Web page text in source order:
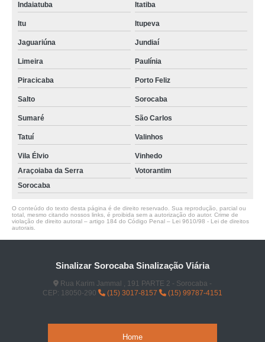
Indaiatuba Itatiba
Itu Itupeva
Jaguariúna Jundiaí
Limeira Paulínia
Piracicaba Porto Feliz
Salto Sorocaba
Sumaré São Carlos
Tatuí Valinhos
Vila Élvio
Vinhedo
Araçoiaba da Serra
Votorantim
Sorocaba
O conteúdo do texto desta página é de direito reservado. Sua reprodução, parcial ou
total, mesmo citando nossos links, é proibida sem a autorização do autor. Crime de
violação de direito autoral – artigo 184 do Código Penal – Lei 9610/98 - Lei de direitos
autorais
Sinalizar Sorocaba Sinalização Viária
Rua Karim Jammal , 191 PARTE 2 - Sorocaba -
CEP: 18050-290
(15) 3017-8157 (15) 99787-4151
Home